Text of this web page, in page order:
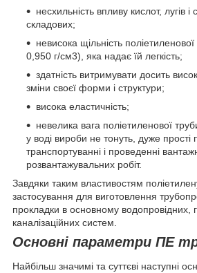
несхильність впливу кислот, лугів і
складових;
невисока щільність
0,950 г/см3), яка надає їй легкість;
здатність витримувати досить
зміни своєї форми і структури;
висока еластичність;
невелика вага поліетиленової
у воді вироби не тонуть, дуже прості
транспортуванні і проведенні
розвантажувальних робіт.
Завдяки таким властивостям
застосування для виготовлення
прокладки в основному водопровідних,
каналізаційних систем.
Основні параметри ПЕ
Найбільш значимі та суттєві наступні